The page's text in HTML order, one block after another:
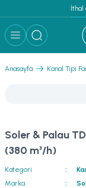
İthal
Anasayfa Kanal Tipi
Soler & Palau
(380 m³/h)
Kategori
Marka